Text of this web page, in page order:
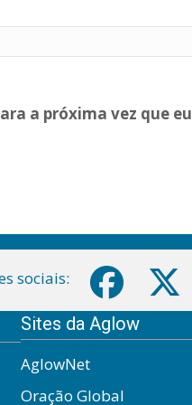
a próxima vez que eu
sociais:
Sites da Aglow
AglowNet
Oração Global